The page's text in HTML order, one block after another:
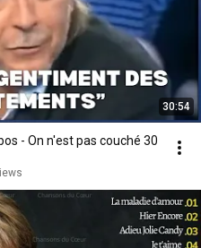
30:54
- On n'est pas couché 30